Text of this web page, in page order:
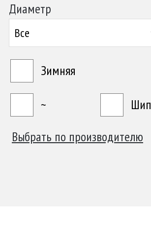
Диаметр
Все
Зимняя
~
Шип
Выбрать по производителю